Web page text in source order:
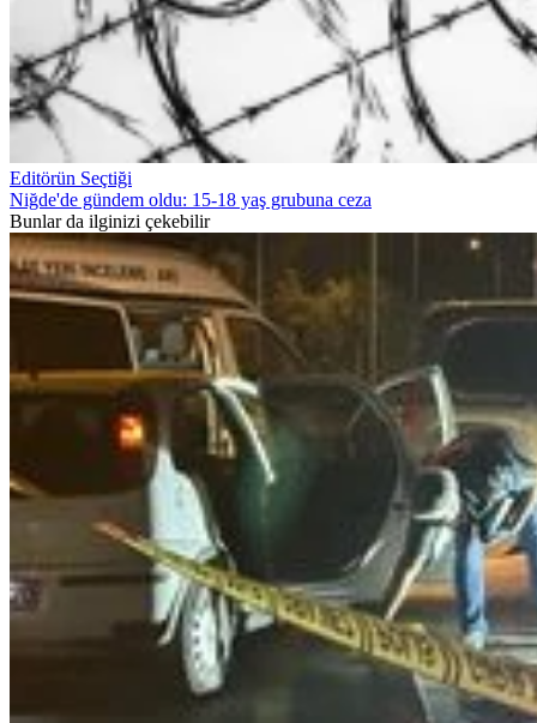
Editörün Seçtiği
Niğde'de gündem oldu: 15-18 yaş grubuna ceza
Bunlar da ilginizi çekebilir